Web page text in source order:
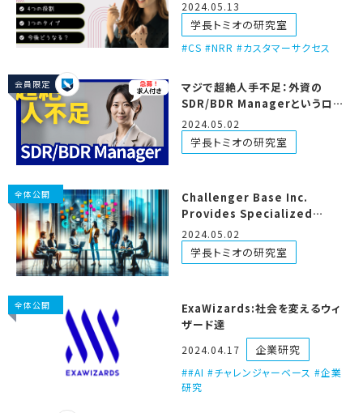
2024.05.13
学長トミオの研究室
CS #NRR #カスタマーサクセス
会員限定
マジで超絶人手不足：外資の
SDR/BDR Managerというロー
ル
2024.05.02
学長トミオの研究室
全体公開
Challenger Base Inc.
Provides Specialized
English-Japanese
Interpretation Services
for Enterprise Software
2024.05.02
学長トミオの研究室
全体公開
ExaWizards:社会を変えるウィ
ザード達
2024.04.17 企業研究
#AI #チャレンジャーベース #企業
研究